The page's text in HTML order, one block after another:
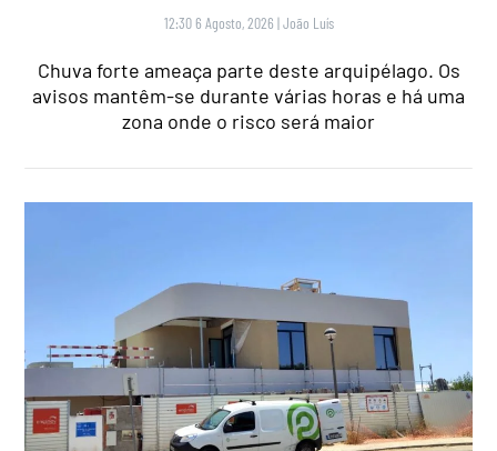
12:30 6 Agosto, 2026 |João Luís
Chuva forte ameaça parte deste arquipélago. Os
avisos mantêm-se durante várias horas e há uma
zona onde o risco será maior